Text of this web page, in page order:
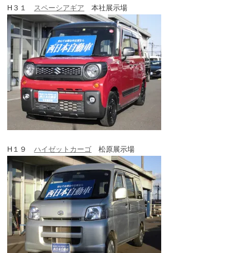
H３１ スペーシアギア 本社展示場
H１９ハイゼットカーゴ 松原展示場